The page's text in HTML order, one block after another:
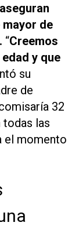
de
“Creemos
y que
su
de
32
todas las
el momento